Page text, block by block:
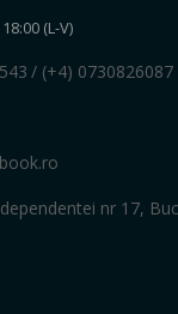
(L-V)
/ (+4) 0730826087
nr 17,